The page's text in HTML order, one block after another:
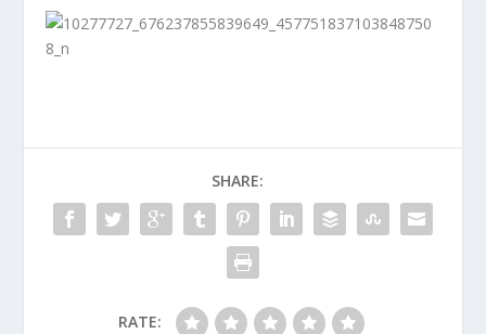
SHARE:
RATE: